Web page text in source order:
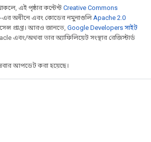
এই পৃষ্ঠার কন্টেন্ট Creative Commons
-এর অধীনে এবং কোডের নমুনাগুলিApache 2.0
প্রাপ্ত। আরও জানতে, Google Developers সাইট
এবং/অথবা তার অ্যাফিলিয়েট সংস্থার রেজিস্টার্ড
আপডেট করা হয়েছে।